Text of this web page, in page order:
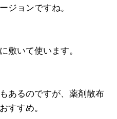
ジョンですね。
敷いて使います。
あるのですが、薬剤散布
すすめ。